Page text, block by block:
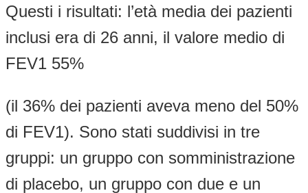
Questi i risultati: l’età media dei pazienti
inclusi era di 26 anni, il valore medio di
FEV1 55%
(il 36% dei pazienti aveva meno del 50%
di FEV1). Sono stati suddivisi in tre
gruppi: un gruppo con somministrazione
di placebo, un gruppo con due e un